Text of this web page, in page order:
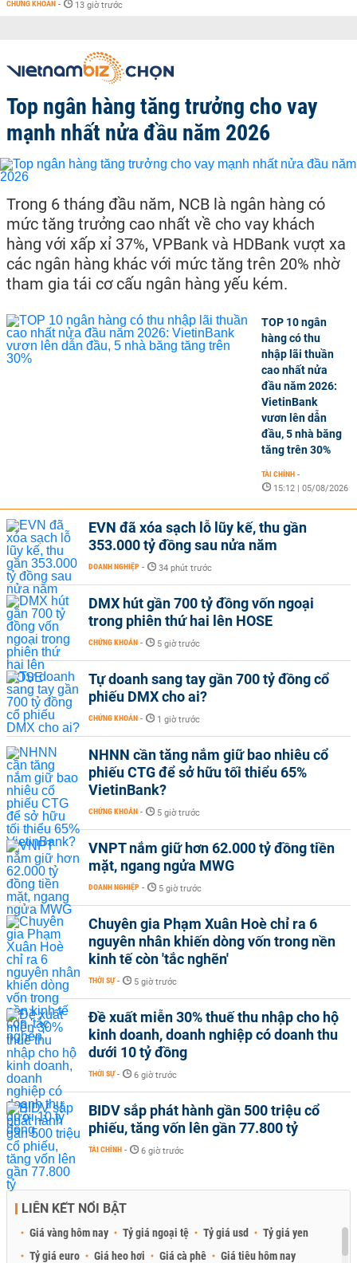
CHỨNG KHOÁN - 13 giờ trước
Top ngân hàng tăng trưởng cho vay
mạnh nhất nửa đầu năm 2026
Trong 6 tháng đầu năm, NCB là ngân hàng có
mức tăng trưởng cao nhất về cho vay khách
hàng với xấp xỉ 37%, VPBank và HDBank vượt xa
các ngân hàng khác với mức tăng trên 20% nhờ
tham gia tái cơ cấu ngân hàng yếu kém.
TOP 10 ngân
hàng có thu
nhập lãi thuần
cao nhất nửa
đầu năm 2026:
VietinBank
vươn lên dẫn
đầu, 5 nhà băng
tăng trên 30%
TÀI CHÍNH -
15:12 | 05/08/2026
EVN đã xóa sạch lỗ lũy kế, thu gần
353.000 tỷ đồng sau nửa năm
DOANH NGHIỆP - 34 phút trước
DMX hút gần 700 tỷ đồng vốn ngoại
trong phiên thứ hai lên HOSE
CHỨNG KHOÁN - 5 giờ trước
Tự doanh sang tay gần 700 tỷ đồng cổ
phiếu DMX cho ai?
CHỨNG KHOÁN - 1 giờ trước
NHNN cần tăng nắm giữ bao nhiêu cổ
phiếu CTG để sở hữu tối thiểu 65%
VietinBank?
CHỨNG KHOÁN - 5 giờ trước
VNPT nắm giữ hơn 62.000 tỷ đồng tiền
mặt, ngang ngửa MWG
DOANH NGHIỆP - 5 giờ trước
Chuyên gia Phạm Xuân Hoè chỉ ra 6
nguyên nhân khiến dòng vốn trong nền
kinh tế còn 'tắc nghẽn'
THỜI SỰ - 5 giờ trước
Đề xuất miễn 30% thuế thu nhập cho hộ
kinh doanh, doanh nghiệp có doanh thu
dưới 10 tỷ đồng
THỜI SỰ - 6 giờ trước
BIDV sắp phát hành gần 500 triệu cổ
phiếu, tăng vốn lên gần 77.800 tỷ
TÀI CHÍNH - 6 giờ trước
LIÊN KẾT NỔI BẬT
Giá vàng hôm nay Tỷ giá ngoại tệ Tỷ giá usd
Tỷ giá yen
Tỷ giá euro
Giá heo hơi Giá cà phê Giá tiêu hôm nay